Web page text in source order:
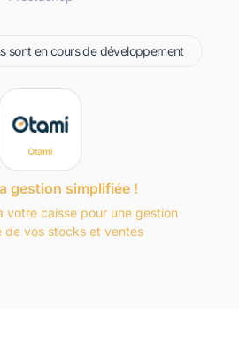
gestion simplifiée !
votre caisse pour une gestion
de vos stocks et ventes
sont en cours de développement